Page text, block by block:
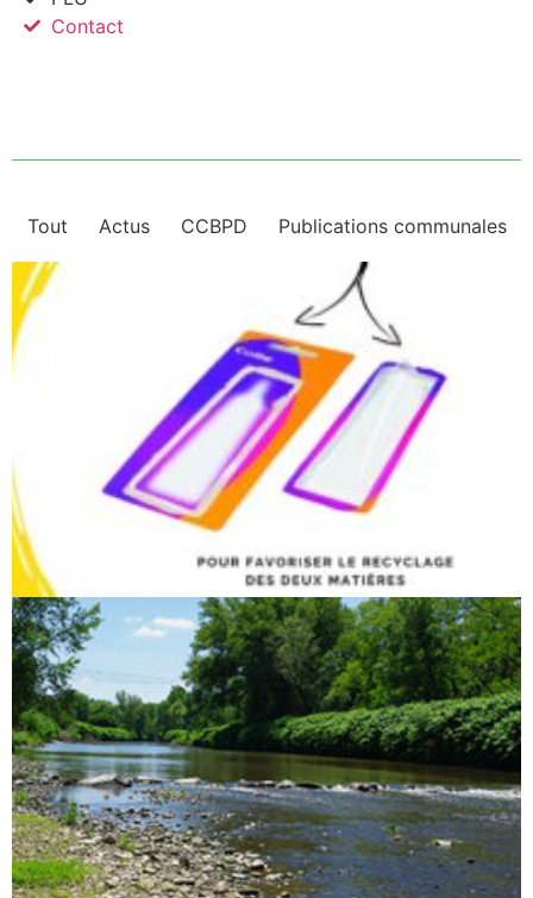
Contact
Tout Actus CCBPD Publications communales